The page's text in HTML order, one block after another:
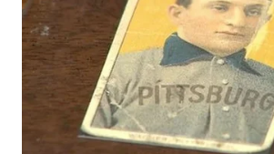
DEPOK
WN
TAPANULI
UTARA